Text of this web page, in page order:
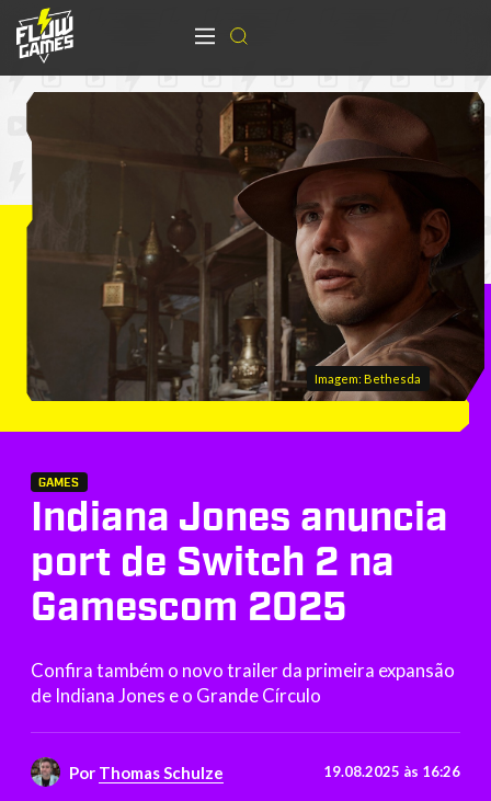
Imagem: Bethesda
GAMES
Indiana Jones anuncia
port de Switch 2 na
Gamescom 2025
Confira também o novo trailer da primeira expansão
de Indiana Jones e o Grande Círculo
Por Thomas Schulze 19.08.2025 às 16:26